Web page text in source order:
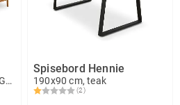
utesofa, stoler, bord, teak, Greve
Spisebord Hennie
190x90 cm, teak
Karakter:
(2)
1.0 av 5 mulige